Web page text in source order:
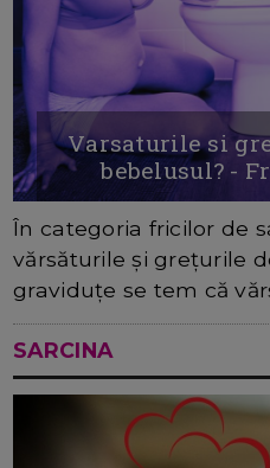
Varsaturile si
bebelusul? -
În categoria fricilor de
vărsăturile și grețurile
graviduțe se tem că
SARCINA